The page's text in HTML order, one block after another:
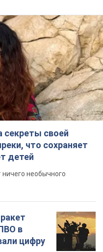
секреты своей
что сохраняет
детей
необычного
в
цифру